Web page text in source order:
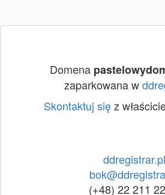
Domena
zaparkowana w
Skontaktuj sięz
ddregistrar.pl
(+48) 22 211